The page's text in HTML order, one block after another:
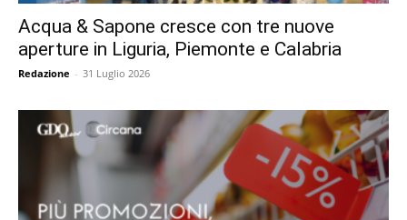
Acqua & Sapone cresce con tre nuove
aperture in Liguria, Piemonte e Calabria
Redazione - 31 Luglio 2026